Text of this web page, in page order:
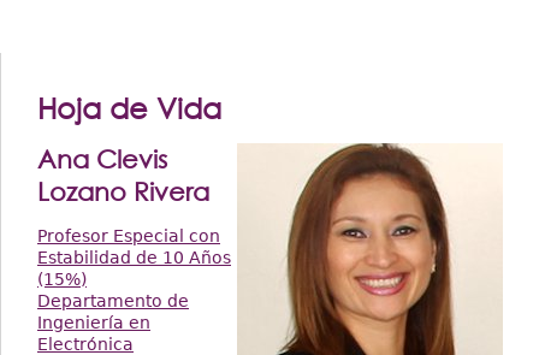
Hoja de Vida
Ana Clevis
Lozano Rivera
Profesor Especial con
Estabilidad de 10 Años
(15%)
Departamento de
Ingeniería en
Electrónica